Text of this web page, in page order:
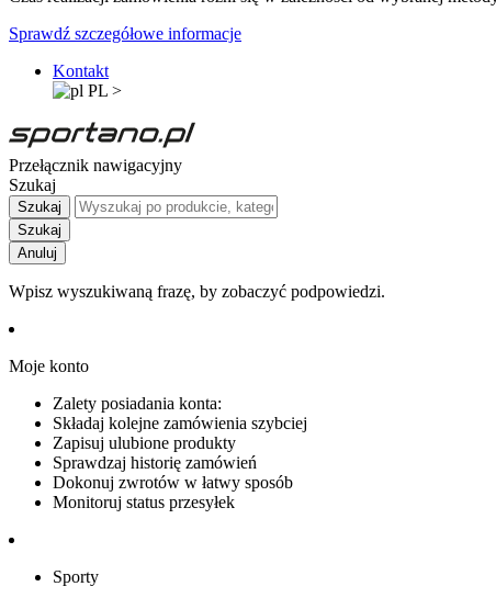
Sprawdź szczegółowe informacje
Kontakt
PL >
Przełącznik nawigacyjny
Szukaj
Szukaj
Szukaj
Anuluj
Wpisz wyszukiwaną frazę, by zobaczyć podpowiedzi.
Moje konto
Zalety posiadania konta:
Składaj kolejne zamówienia szybciej
Zapisuj ulubione produkty
Sprawdzaj historię zamówień
Dokonuj zwrotów w łatwy sposób
Monitoruj status przesyłek
Sporty